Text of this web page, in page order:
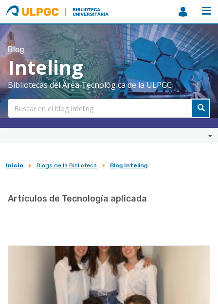
ULPGC
Biblioteca
ULPGC
Blog
Inteling
Bibliotecas del Área Tecnológica de la ULPGC
Sobrescribir
de
la
navegación
Inicio Blogs de la Biblioteca Blog Inteling
Artículos de Tecnología aplicada